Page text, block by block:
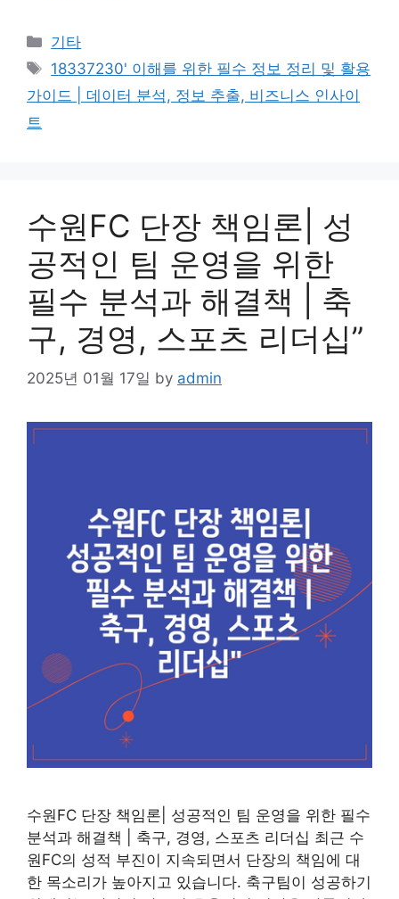
Categories
기타
Tags
18337230' 이해를 위한 필수 정보 정리 및 활용
가이드 | 데이터 분석, 정보 추출, 비즈니스 인사이
트
수원FC 단장 책임론| 성
공적인 팀 운영을 위한
필수 분석과 해결책 | 축
구, 경영, 스포츠 리더십”
2025년 01월 17일 by admin
수원FC 단장 책임론| 성공적인 팀 운영을 위한 필수
분석과 해결책 | 축구, 경영, 스포츠 리더십 최근 수
원FC의 성적 부진이 지속되면서 단장의 책임에 대
한 목소리가 높아지고 있습니다. 축구팀이 성공하기